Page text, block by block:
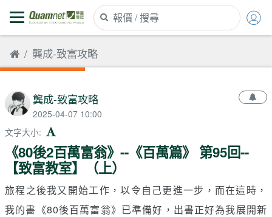
龔成-致富攻略
龔成-致富攻略
2025-04-07 10:00
文字大小:
《80後2百萬富翁》--《百萬篇》 第95回--
【致富教室】（上）
旅程之後我又開始工作，以令自己更進一步，而在這時，
我的書《80後百萬富翁》已準備好，出書正好為我展開新